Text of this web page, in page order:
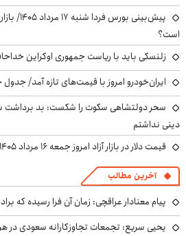
پیش‌بینی
است؟
زلنسکی باید با ریاست جمهوری اوکراین
ایران‌خودرو امروز با قیمت‌های تازه آمد/ جدول جمعه ۱۶
سحر دولتشاهی سکوت را شکست: بد برداشت
دینی نداشتم
قیمت دلار در بازار آزاد امروز جمعه ۱۶ مرداد ۱۴۰۵/ قیمت‌ها ریخت؟ +جدول
آخرین مطالب
پیام معنادار عراقچی: زمان آن فرا رسیده که
یحیی سریع: تجمعات تجاوزکارانه سعودی در